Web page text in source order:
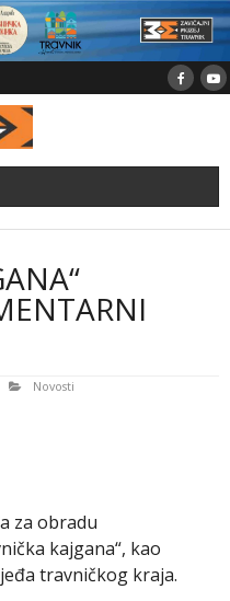
Novosti
za obradu
kajgana“, kao
travničkog kraja.